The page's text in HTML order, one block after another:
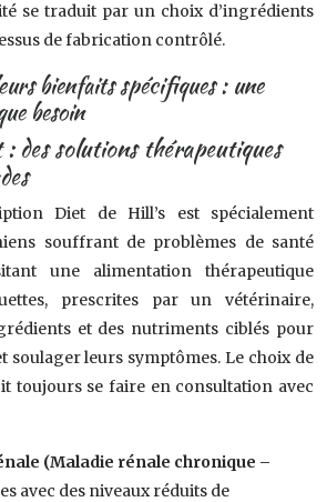
se traduit par un choix d’ingrédients
de fabrication contrôlé.
bienfaits spécifiques : une
besoin
des solutions thérapeutiques
Diet de Hill’s est spécialement
souffrant de problèmes de santé
une alimentation thérapeutique
prescrites par un vétérinaire,
et des nutriments ciblés pour
soulager leurs symptômes. Le choix de
toujours se faire en consultation avec
(Maladie rénale chronique –
avec des niveaux réduits de